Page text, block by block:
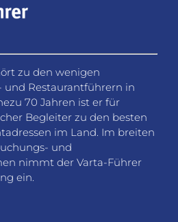
zu den wenigen
Restaurantführern in
70 Jahren ist er für
Begleiter zu den besten
im Land. Im breiten
und
nimmt der Varta-Führer
ein.